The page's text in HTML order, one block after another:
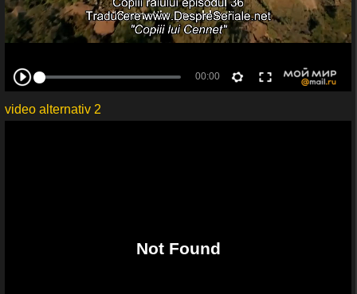
video alternativ 2